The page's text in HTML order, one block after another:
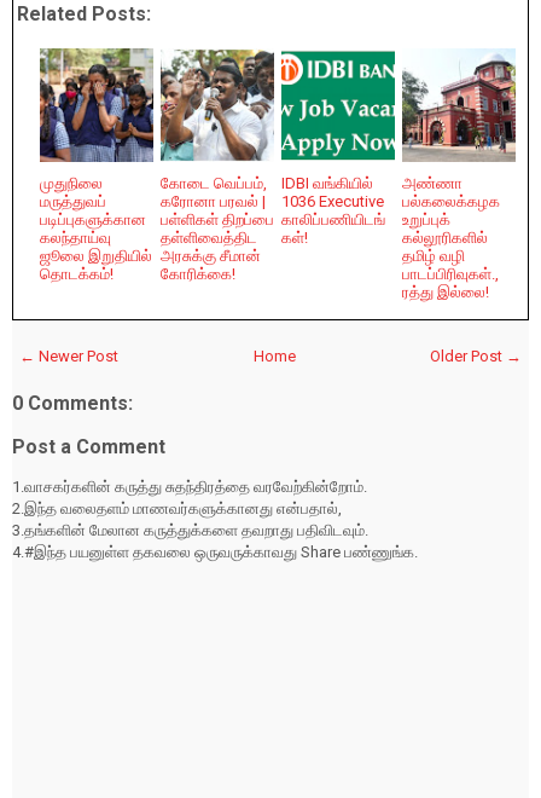
Related Posts:
முதுநிலை
மருத்துவப்
படிப்புகளுக்கான
கலந்தாய்வு
ஜூலை இறுதியில்
தொடக்கம்!
கோடை வெப்பம்,
கரோனா பரவல் |
பள்ளிகள் திறப்பை
தள்ளிவைத்திட
அரசுக்கு சீமான்
கோரிக்கை!
IDBI வங்கியில்
1036 Executive
காலிப்பணியிடங்
கள்!
அண்ணா
பல்கலைக்கழக
உறுப்புக்
கல்லூரிகளில்
தமிழ் வழி
பாடப்பிரிவுகள்.,
ரத்து இல்லை!
← Newer Post Older Post →
Home
0 Comments:
Post a Comment
1.வாசகர்களின் கருத்து சுதந்திரத்தை வரவேற்கின்றோம்.
2.இந்த வலைதளம் மாணவர்களுக்கானது என்பதால்,
3.தங்களின் மேலான கருத்துக்களை தவறாது பதிவிடவும்.
4.#இந்த பயனுள்ள தகவலை ஒருவருக்காவது Share பண்ணுங்க.